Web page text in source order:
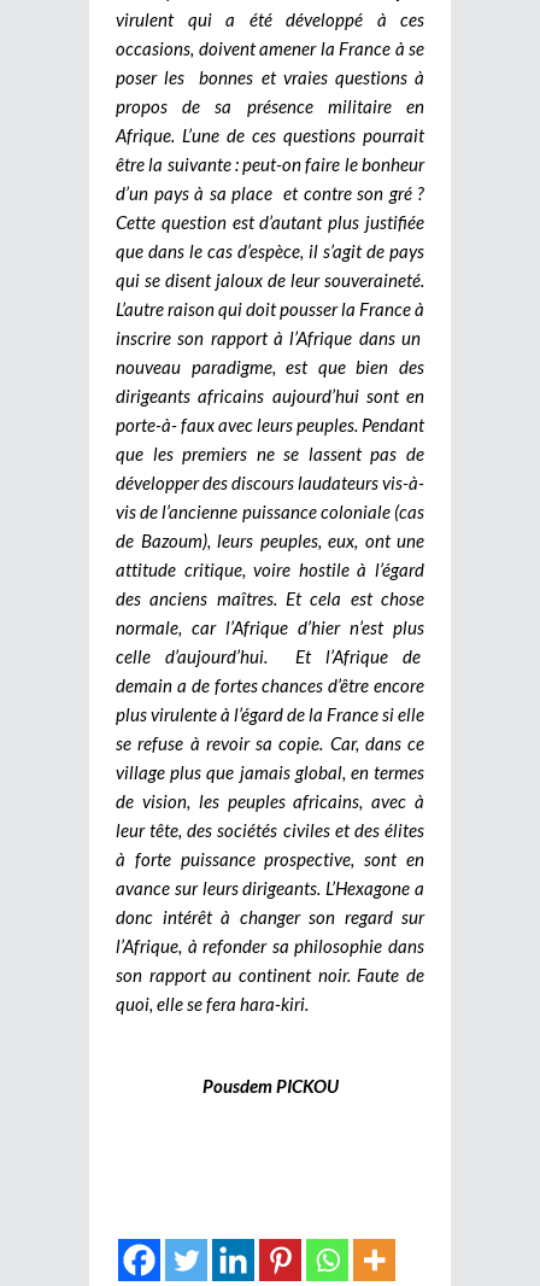
virulent qui a été développé à ces
occasions, doivent amener la France à se
poser les bonnes et vraies questions à
propos de sa présence militaire en
Afrique. L’une de ces questions pourrait
être la suivante : peut-on faire le bonheur
d’un pays à sa place et contre son gré ?
Cette question est d’autant plus justifiée
que dans le cas d’espèce, il s’agit de pays
qui se disent jaloux de leur souveraineté.
L’autre raison qui doit pousser la France à
inscrire son rapport à l’Afrique dans un
nouveau paradigme, est que bien des
dirigeants africains aujourd’hui sont en
porte-à- faux avec leurs peuples. Pendant
que les premiers ne se lassent pas de
développer des discours laudateurs vis-à-
vis de l’ancienne puissance coloniale (cas
de Bazoum), leurs peuples, eux, ont une
attitude critique, voire hostile à l’égard
des anciens maîtres. Et cela est chose
normale, car l’Afrique d’hier n’est plus
celle d’aujourd’hui. Et l’Afrique de
demain a de fortes chances d’être encore
plus virulente à l’égard de la France si elle
se refuse à revoir sa copie. Car, dans ce
village plus que jamais global, en termes
de vision, les peuples africains, avec à
leur tête, des sociétés civiles et des élites
à forte puissance prospective, sont en
avance sur leurs dirigeants. L’Hexagone a
donc intérêt à changer son regard sur
l’Afrique, à refonder sa philosophie dans
son rapport au continent noir. Faute de
quoi, elle se fera hara-kiri.
Pousdem PICKOU